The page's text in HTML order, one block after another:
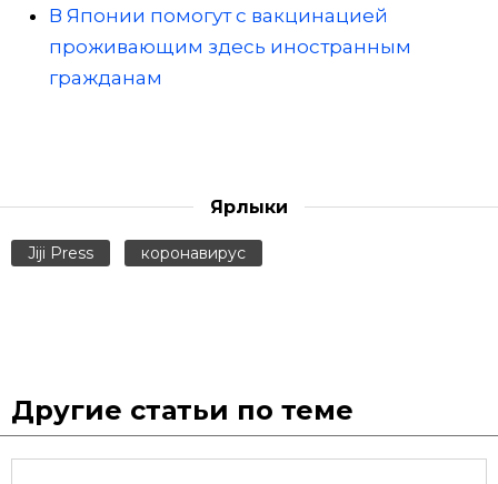
В Японии помогут с вакцинацией
проживающим здесь иностранным
гражданам
Ярлыки
Jiji Press коронавирус
Другие статьи по теме